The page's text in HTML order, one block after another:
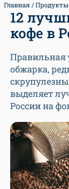
Главная
12
кофе в
Правильная
обжарка,
выделяет
России на